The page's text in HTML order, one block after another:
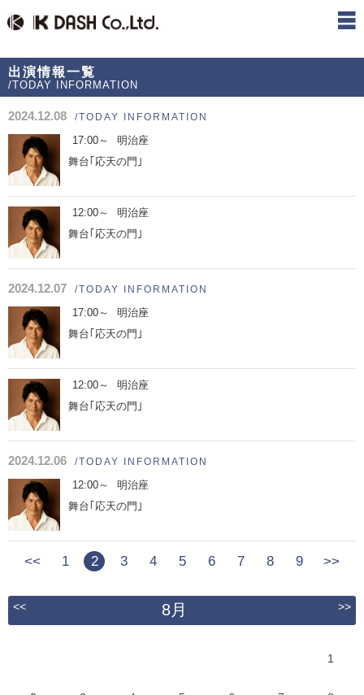
出演情報一覧
/TODAY INFORMATION
2024.12.08 /TODAY INFORMATION
17:00～
明治座
舞台｢応天の門｣
12:00～
明治座
舞台｢応天の門｣
2024.12.07 /TODAY INFORMATION
17:00～
明治座
舞台｢応天の門｣
12:00～
明治座
舞台｢応天の門｣
2024.12.06 /TODAY INFORMATION
12:00～
明治座
舞台｢応天の門｣
<< 1 2 3 4 5 6 7 8 9 >>
<< 8月 >>
1